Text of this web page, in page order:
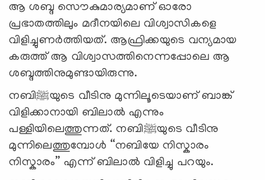
ആ ശബ്ദ സൌകുമാര്യമാണ് ഓരോ
പ്രഭാതത്തിലും മദീനയിലെ വിശ്വാസികളെ
വിളിച്ചുണര്‍ത്തിയത്. ആഫ്രിക്കയുടെ വന്യമായ
കരുത്ത് ആ വിശ്വാസത്തിനെന്നപ്പോലെ ആ
ശബ്ദത്തിനുമുണ്ടായിരുന്നു.
നബിﷺയുടെ വീടിനു മുന്നിലൂടെയാണ്‌ ബാങ്ക്
വിളിക്കാനായി ബിലാല്‍ എന്നും
പള്ളിയിലെത്തുന്നത്. നബിﷺയുടെ വീടിനു
മുന്നിലെത്തുമ്പോള്‍ “നബിയേ നിസ്കാരം
നിസ്കാരം” എന്ന് ബിലാല്‍ വിളിച്ചു പറയും.